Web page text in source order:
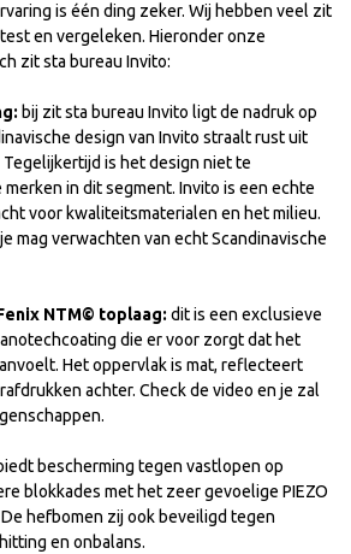
is één ding zeker. Wij hebben veel zit
en vergeleken. Hieronder onze
zit sta bureau Invito:
bij zit sta bureau Invito ligt de nadruk op
design van Invito straalt rust uit
is het design niet te
in dit segment. Invito is een echte
voor kwaliteitsmaterialen en het milieu.
mag verwachten van echt Scandinavische
NTM© toplaag: dit is een exclusieve
die er voor zorgt dat het
Het oppervlak is mat, reflecteert
achter. Check de video en je zal
bescherming tegen vastlopen op
blokkades met het zeer gevoelige PIEZO
hefbomen zij ook beveiligd tegen
en onbalans.